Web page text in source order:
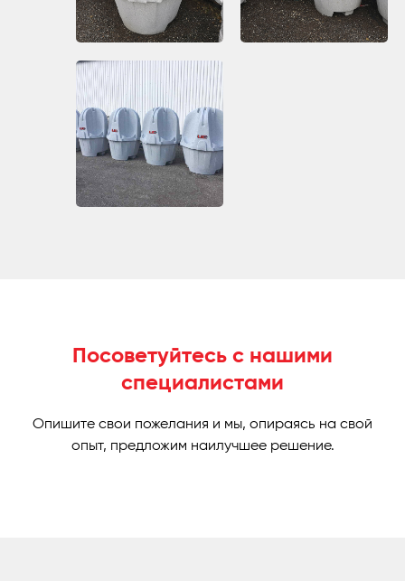
Посоветуйтесь с нашими
специалистами
Опишите свои пожелания и мы, опираясь на свой
опыт, предложим наилучшее решение.